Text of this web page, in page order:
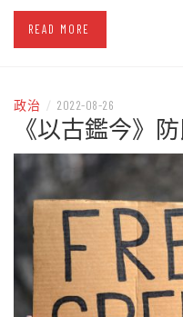
READ MORE
政治 / 2022-08-26
《以古鑑今》